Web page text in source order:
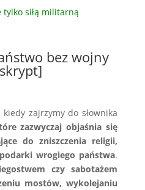
siłą militarną
bez wojny
kiedy zajrzymy do słownika
zazwyczaj objaśnia się
do zniszczenia religii,
wrogiego państwa.
czy sabotażem
mostów, wykolejaniu